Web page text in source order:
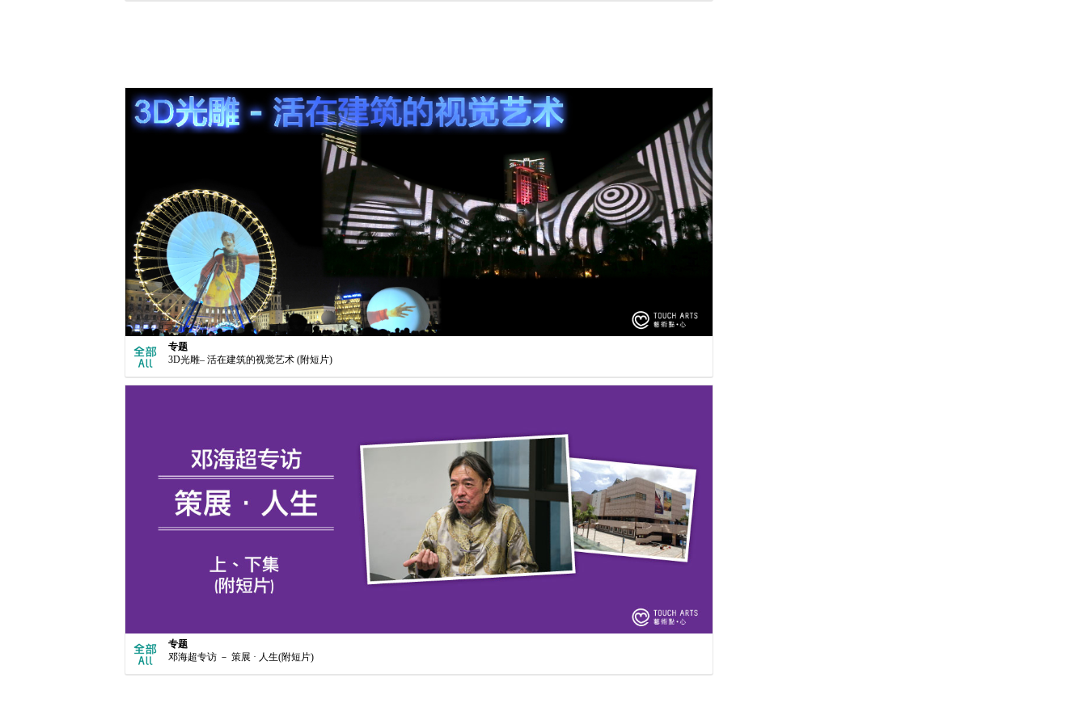
专题
3D光雕– 活在建筑的视觉艺术 (附短片)
专题
邓海超专访 － 策展 · 人生(附短片)